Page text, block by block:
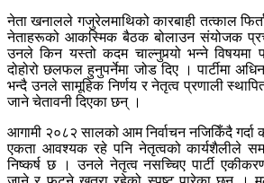
नेता खनालले गजुरेलमाथिको कारबाही तत्काल
नेताहरूको आकस्मिक बैठक बोलाउन संयोजक
उनले किन यस्तो कदम चाल्नुपर्‍यो भन्ने विषयमा
दोहोरो छलफल हुनुपर्नेमा जोड दिए । पार्टीमा
भन्दै उनले सामूहिक निर्णय र नेतृत्व प्रणाली स्थापित
जाने चेतावनी दिएका छन् ।
आगामी २०८२ सालको आम निर्वाचन नजिकिँदै गर्दा
एकता आवश्यक रहे पनि नेतृत्वको कार्यशैलीले
निष्कर्ष छ । उनले नेतृत्व नसच्चिए पार्टी